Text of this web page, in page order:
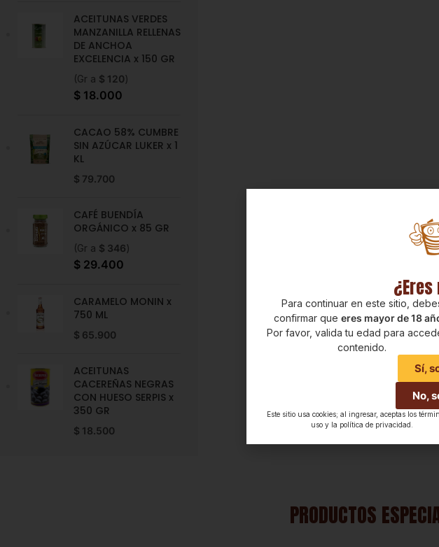
ACEITUNAS VERDES
MANZANILLA RELLENAS
DE ANCHOA
EXCELENCIA x 150 GR
(Gr a $ 120)
$ 18.000
CACAO 58% CUMBRE
SIN AZÚCAR LUKER x 1
KL
$ 79.700
CAFÉ BUENDÍA
ORGÁNICO x 85 GR
(Gr a $ 346)
$ 29.400
CARAMELO MONIN x
750 ML
$ 65.900
ACEITUNAS
CACEREÑAS NEGRAS
CON HUESO SERPIS x
350 GR
$ 18.500
PRODUCTOS
Para continuar en este sitio,
confirmar que eres mayor de 18
Por favor, valida tu edad para
contenido.
Sí,
No,
Este sitio usa cookies; al ingresar, aceptas los
uso y la política de privacidad.